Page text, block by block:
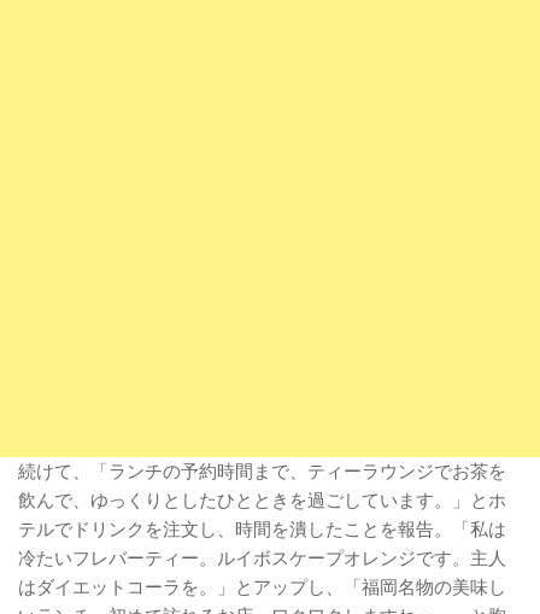
続けて、「ランチの予約時間まで、ティーラウンジでお茶を
飲んで、ゆっくりとしたひとときを過ごしています。」とホ
テルでドリンクを注文し、時間を潰したことを報告。「私は
冷たいフレバーティー。ルイボスケープオレンジです。主人
はダイエットコーラを。」とアップし、「福岡名物の美味し